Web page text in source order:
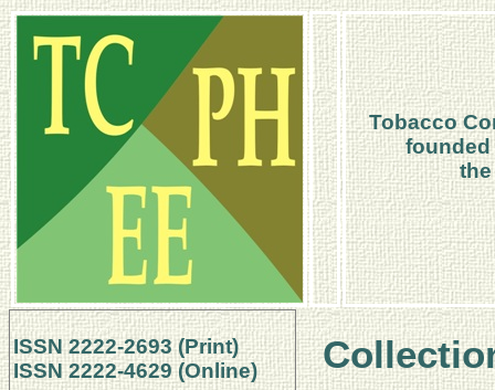
Tobacco
founded
ISSN 2222-2693 (Print)
ISSN 2222-4629(Online)